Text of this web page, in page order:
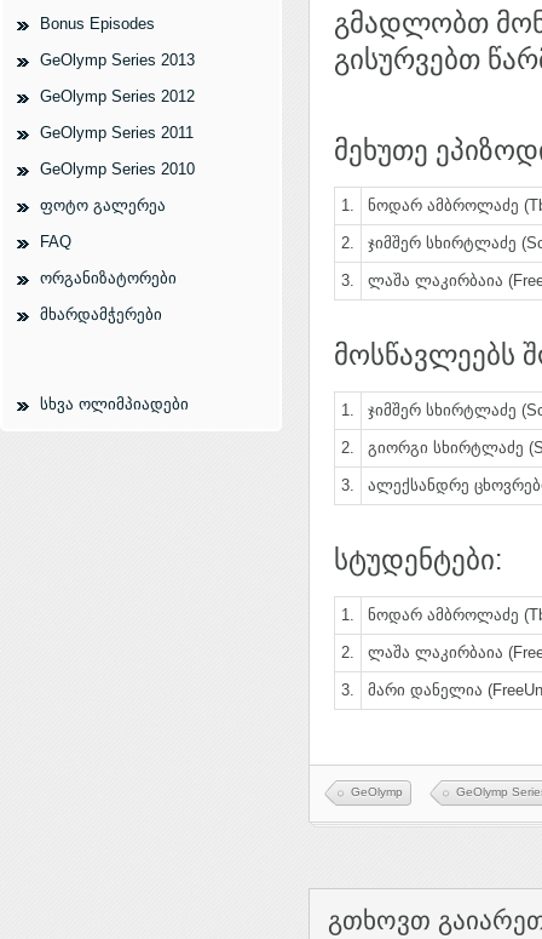
Bonus Episodes
GeOlymp Series 2013
GeOlymp Series 2012
GeOlymp Series 2011
GeOlymp Series 2010
ფოტო გალერეა
FAQ
ორგანიზატორები
მხარდამჭერები
სხვა ოლიმპიადები
გმადლობთ
გისურვებთ
მეხუთე
1. ნოდარ ამბროლაძე
2. ჯიმშერ სხირტლაძე
3. ლაშა ლაკირბაია
მოსწავლეებს
1. ჯიმშერ სხირტლაძე
2. გიორგი სხირტლაძე
3. ალექსანდრე
სტუდენტები:
1. ნოდარ ამბროლაძე
2. ლაშა ლაკირბაია
3. მარი დანელია
GeOlymp GeOlymp
გთხოვთ